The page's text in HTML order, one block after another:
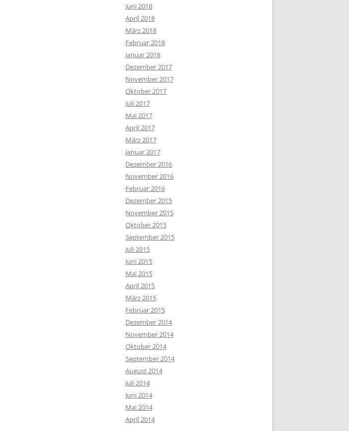
Juni 2018
April 2018
März 2018
Februar 2018
Januar 2018
Dezember 2017
November 2017
Oktober 2017
Juli 2017
Mai 2017
April 2017
März 2017
Januar 2017
Dezember 2016
November 2016
Februar 2016
Dezember 2015
November 2015
Oktober 2015
September 2015
Juli 2015
Juni 2015
Mai 2015
April 2015
März 2015
Februar 2015
Dezember 2014
November 2014
Oktober 2014
September 2014
August 2014
Juli 2014
Juni 2014
Mai 2014
April 2014